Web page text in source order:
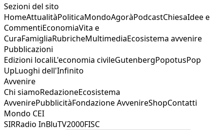
Sezioni del sito
HomeAttualitàPoliticaMondoAgoràPodcastChiesaIdee e
CommentiEconomiaVita e
CuraFamigliaRubricheMultimediaEcosistema avvenire
Pubblicazioni
Edizioni localiL'economia civileGutenbergPopotusPop
UpLuoghi dell'Infinito
Avvenire
Chi siamoRedazioneEcosistema
AvvenirePubblicitàFondazione AvvenireShopContatti
Mondo CEI
SIRRadio InBluTV2000FISC